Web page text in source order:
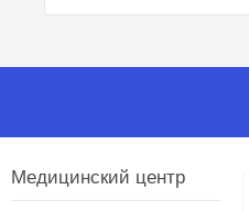
Медицинский центр